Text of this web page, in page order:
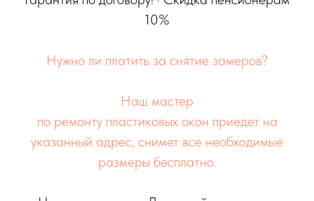
10%
Нужно ли платить за снятие замеров?
Наш мастер
по ремонту пластиковых окон приедет на
указанный адрес, снимет все необходимые
размеры бесплатно.